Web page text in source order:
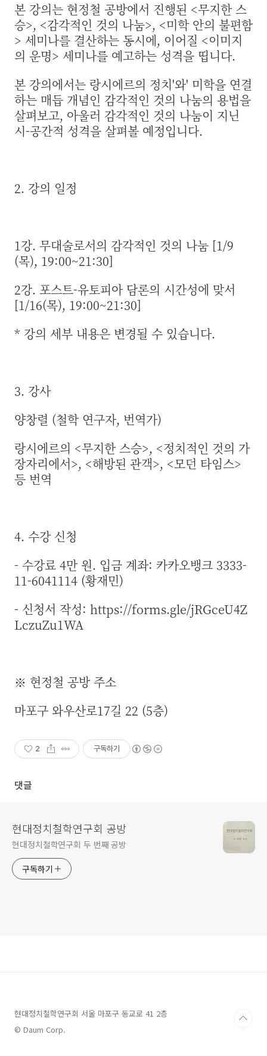
본 강의는 현정철 공방에서 진행된 <무지한 스
승>, <감각적인 것의 나눔>, <미학 안의 불편함
> 세미나를 결산하는 동시에, 이어질 <이미지
의 운명> 세미나를 예고하는 성격을 띱니다.
본 강의에서는 랑시에르의 정치'와' 미학을 연결
하는 매듭 개념인 감각적인 것의 나눔의 용법을
살펴보고, 아울러 감각적인 것의 나눔이 지닌
시-공간적 성격을 살펴볼 예정입니다.
2. 강의 일정
1강. 무대술로서의 감각적인 것의 나눔 [1/9
(목), 19:00~21:30]
2강. 포스트-유토피아 담론의 시간성에 맞서
[1/16(목), 19:00~21:30]
* 강의 세부 내용은 변경될 수 있습니다.
3. 강사
양창렬 (철학 연구자, 번역가)
랑시에르의 <무지한 스승>, <정치적인 것의 가
장자리에서>, <해방된 관객>, <모던 타임스>
등 번역
4. 수강 신청
- 수강료 4만 원. 입금 계좌: 카카오뱅크 3333-
11-6041114 (황재민)
- 신청서 작성: https://forms.gle/jRGceU4Z
LczuZu1WA
※ 현정철 공방 주소
마포구 와우산로17길 22 (5층)
2 구독하기
댓글
현대정치철학연구회 공방
현대정치철학연구회 두 번째 공방
구독하기
현대정치철학연구회 서울 마포구 동교로 41 2층
© Daum Corp.